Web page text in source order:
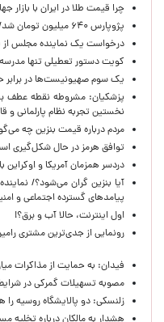
چرا قیمت طلا در ایران با بازار
پژوپارس ۶۴۰ میلیون تومان شد/ جدول قیمت مدل‌های مختلف خودرو
درخواست یک نماینده مجلس از
کویت دستور تعطیلی تنها مدرسه
یک‌ سوم صهیونیست‌ها در
پزشکیان: مشروطه نقطه عطف
نخستین تجربه نظام پارلمانی و
مردم درباره قیمت بنزین چه
توافق هرمز در حال شکل‌گیری
دردسر همزمان آمریکا و
آیا بنزین گران می‌شود؟/
پیامدهای گسترده اجتماعی و
اول اینترنت، حالا آب و برق؟!
رونمایی از جدی‌ترین مشتری
فیدان: به حمایت از مذاکرات
مصوبه تسهیلات گمرکی در
زلنسکی: دو پالایشگاه روسیه را